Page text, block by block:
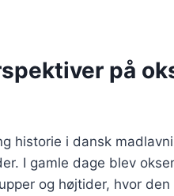
på
historie i dansk
I gamle dage blev
og højtider, hvor